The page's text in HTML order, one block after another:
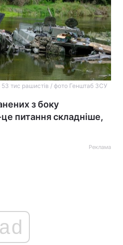
53 тис рашистів / фото Генштаб ЗСУ
з боку
питання складніше,
Реклама
ad